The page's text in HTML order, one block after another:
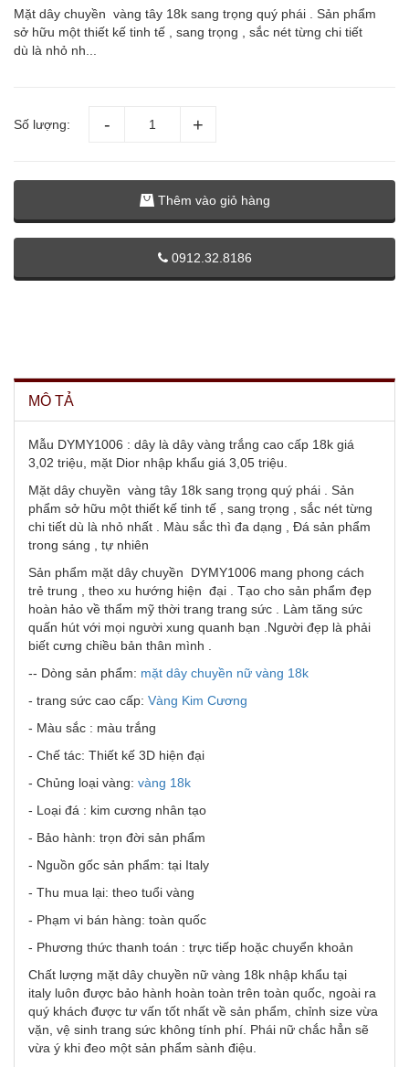
Mặt dây chuyền vàng tây 18k sang trọng quý phái . Sản phẩm
sở hữu một thiết kế tinh tế , sang trọng , sắc nét từng chi tiết
dù là nhỏ nh...
Số lượng:
Thêm vào giỏ hàng
0912.32.8186
MÔ TẢ
Mẫu DYMY1006 : dây là dây vàng trắng cao cấp 18k giá
3,02 triệu, mặt Dior nhập khẩu giá 3,05 triệu.
Mặt dây chuyền vàng tây 18k sang trọng quý phái . Sản
phẩm sở hữu một thiết kế tinh tế , sang trọng , sắc nét từng
chi tiết dù là nhỏ nhất . Màu sắc thì đa dạng , Đá sản phẩm
trong sáng , tự nhiên
Sản phẩm mặt dây chuyền DYMY1006 mang phong cách
trẻ trung , theo xu hướng hiện đại . Tạo cho sản phẩm đẹp
hoàn hảo về thẩm mỹ thời trang trang sức . Làm tăng sức
quấn hút với mọi người xung quanh bạn .Người đẹp là phải
biết cưng chiều bản thân mình .
-- Dòng sản phẩm: mặt dây chuyền nữ vàng 18k
- trang sức cao cấp: Vàng Kim Cương
- Màu sắc : màu trắng
- Chế tác: Thiết kế 3D hiện đại
- Chủng loại vàng: vàng 18k
- Loại đá : kim cương nhân tạo
- Bảo hành: trọn đời sản phẩm
- Nguồn gốc sản phẩm: tại Italy
- Thu mua lại: theo tuổi vàng
- Phạm vi bán hàng: toàn quốc
- Phương thức thanh toán : trực tiếp hoặc chuyển khoản
Chất lượng mặt dây chuyền nữ vàng 18k nhập khẩu tại
italy luôn được bảo hành hoàn toàn trên toàn quốc, ngoài ra
quý khách được tư vấn tốt nhất về sản phẩm, chỉnh size vừa
vặn, vệ sinh trang sức không tính phí. Phái nữ chắc hẳn sẽ
vừa ý khi đeo một sản phẩm sành điệu.